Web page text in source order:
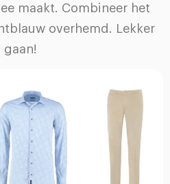
maakt. Combineer het
overhemd. Lekker